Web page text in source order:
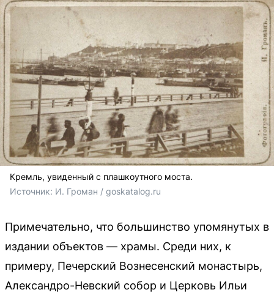
Кремль, увиденный с плашкоутного моста.
Источник: И. Громан / goskatalog.ru
Примечательно, что большинство упомянутых в
издании объектов — храмы. Среди них, к
примеру, Печерский Вознесенский монастырь,
Александро-Невский собор и Церковь Ильи